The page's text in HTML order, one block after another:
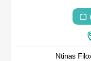
Ntinas